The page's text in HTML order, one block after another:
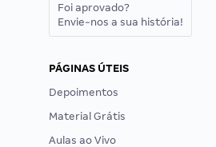
Foi aprovado?
Envie-nos a sua história!
PÁGINAS ÚTEIS
Depoimentos
Material Grátis
Aulas ao Vivo